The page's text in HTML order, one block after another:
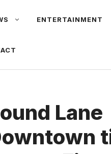
ENTERTAINMENT
Lane